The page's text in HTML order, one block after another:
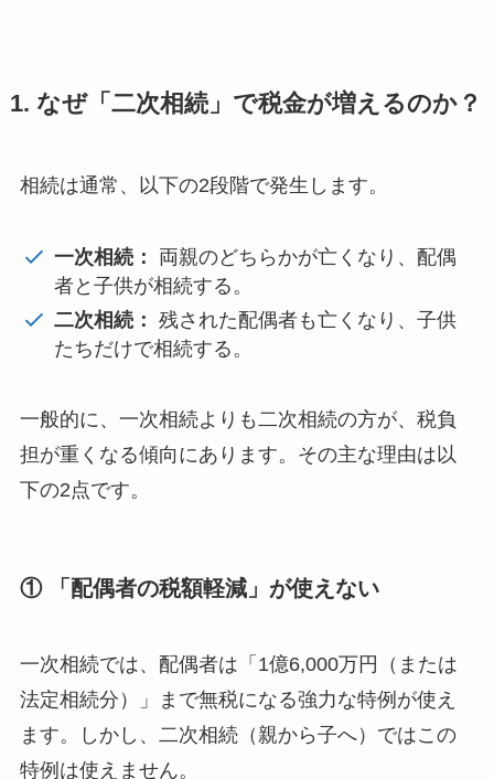
1. なぜ「二次相続」で税金が増えるのか？
相続は通常、以下の2段階で発生します。
一次相続：
両親のどちらかが亡くなり、配偶
者と子供が相続する。
二次相続： 残された配偶者も亡くなり、子供
たちだけで相続する。
一般的に、一次相続よりも二次相続の方が、税負
担が重くなる傾向にあります。その主な理由は以
下の2点です。
① 「配偶者の税額軽減」が使えない
一次相続では、配偶者は「1億6,000万円（または
法定相続分）」まで無税になる強力な特例が使え
ます。しかし、二次相続（親から子へ）ではこの
特例は使えません。